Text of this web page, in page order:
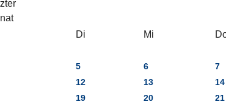
Di Mi
5 6 7
12 13 14
19 20 21